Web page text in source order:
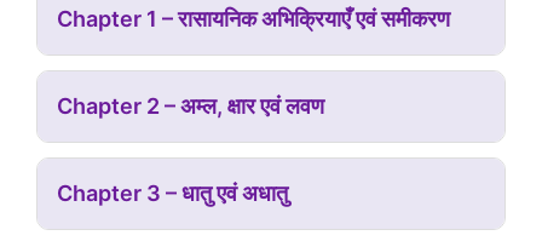
Chapter 1 – रासायनिक अभिक्रियाएँ एवं समीकरण
Chapter 2 – अम्ल, क्षार एवं लवण
Chapter 3 – धातु एवं अधातु